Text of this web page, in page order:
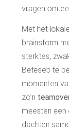
vragen om
Met het
brainstorm
sterktes,
Beteseb te
momenten
zo’n
meesten
dachten